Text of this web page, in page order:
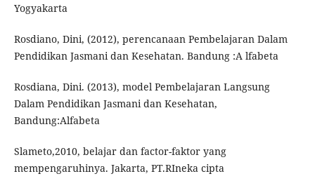
Yogyakarta
Rosdiano, Dini, (2012), perencanaan Pembelajaran Dalam
Pendidikan Jasmani dan Kesehatan. Bandung :A lfabeta
Rosdiana, Dini. (2013), model Pembelajaran Langsung
Dalam Pendidikan Jasmani dan Kesehatan,
Bandung:Alfabeta
Slameto,2010, belajar dan factor-faktor yang
mempengaruhinya. Jakarta, PT.RIneka cipta